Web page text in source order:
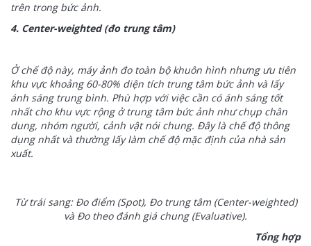
trên trong bức ảnh.
4. Center-weighted (đo trung tâm)
Ở chế độ này, máy ảnh đo toàn bộ khuôn hình nhưng ưu tiên
khu vực khoảng 60-80% diện tích trung tâm bức ảnh và lấy
ánh sáng trung bình. Phù hợp với việc cần có ánh sáng tốt
nhất cho khu vực rộng ở trung tâm bức ảnh như chụp chân
dung, nhóm người, cảnh vật nói chung. Đây là chế độ thông
dụng nhất và thường lấy làm chế độ mặc định của nhà sản
xuất.
Từ trái sang: Đo điểm (Spot), Đo trung tâm (Center-weighted)
và Đo theo đánh giá chung (Evaluative).
Tổng hợp